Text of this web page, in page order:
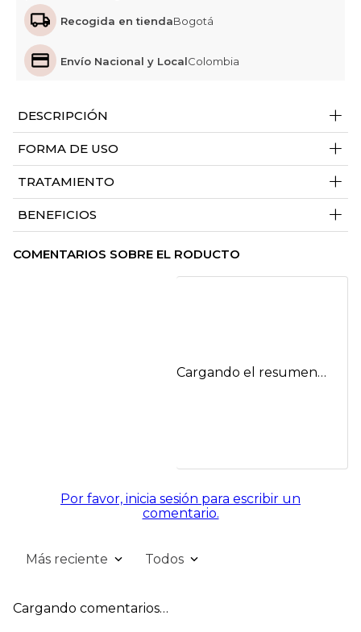
Recogida en tiendaBogotá
Envío Nacional y LocalColombia
DESCRIPCIÓN +
FORMA DE USO +
TRATAMIENTO +
BENEFICIOS +
COMENTARIOS SOBRE EL RODUCTO
Cargando el resumen…
Por favor, inicia sesión para escribir un
comentario.
Más reciente Todos
Cargando comentarios…